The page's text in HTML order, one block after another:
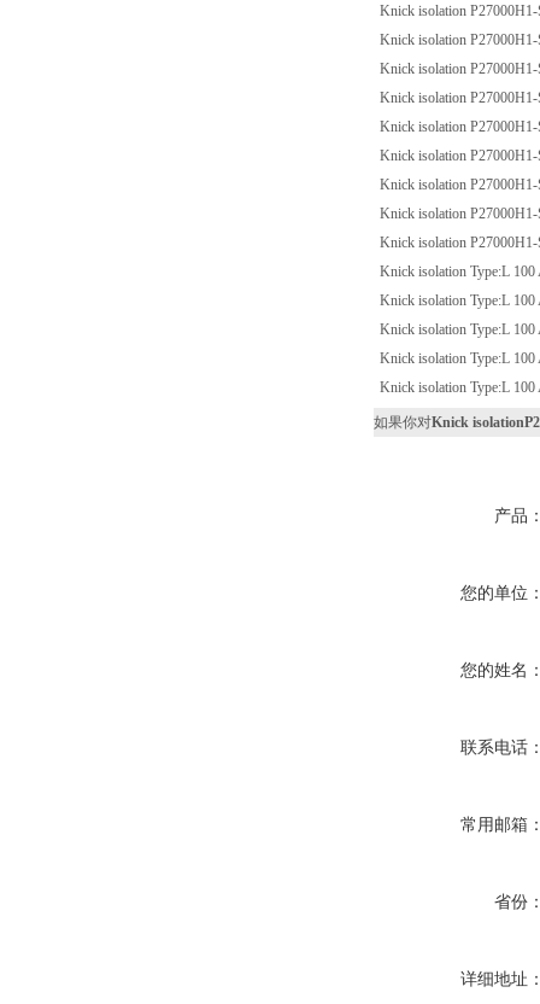
Knick isolation P27000H1-
Knick isolation P27000H1-
Knick isolation P27000H1-
Knick isolation P27000H1-
Knick isolation P27000H1-
Knick isolation P27000H1-
Knick isolation P27000H1-
Knick isolation P27000H1-
Knick isolation
Knick isolation Type:L 100
Knick isolation Type:L 100
Knick isolation Type:L 100
Knick isolation Type:L 100
Knick isolation Type:L 100
如果你对Knick
产品
您的单位
您的姓名
联系电话
常用邮箱
省份
详细地址